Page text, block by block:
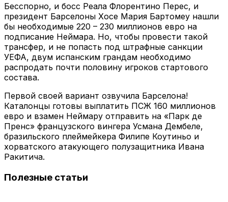
Бесспорно, и босс Реала Флорентино Перес, и
президент Барселоны Хосе Мария Бартомеу нашли
бы необходимые 220 – 230 миллионов евро на
подписание Неймара. Но, чтобы провести такой
трансфер, и не попасть под штрафные санкции
УЕФА, двум испанским грандам необходимо
распродать почти половину игроков стартового
состава.
Первой своей вариант озвучила Барселона!
Каталонцы готовы выплатить ПСЖ 160 миллионов
евро и взамен Неймару отправить на «Парк де
Пренс» французского вингера Усмана Дембеле,
бразильского плеймейкера Филипе Коутиньо и
хорватского атакующего полузащитника Ивана
Ракитича.
Полезные статьи